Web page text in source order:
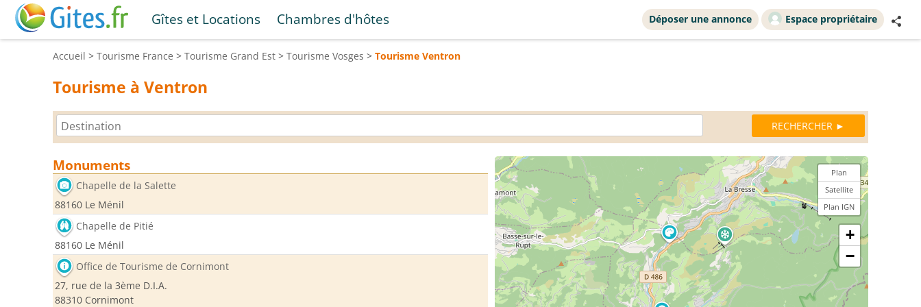
Gîtes et Locations Chambres d'hôtes Déposer une annonce Espace propriétaire
Accueil > Tourisme France > Tourisme Grand Est > Tourisme Vosges > Tourisme Ventron
Tourisme à Ventron
Monuments
Chapelle de la Salette
88160 Le Ménil
Chapelle de Pitié
88160 Le Ménil
Office de Tourisme de Cornimont
27, rue de la 3ème D.I.A.
88310 Cornimont
Plan
Satellite
Plan IGN
+
−